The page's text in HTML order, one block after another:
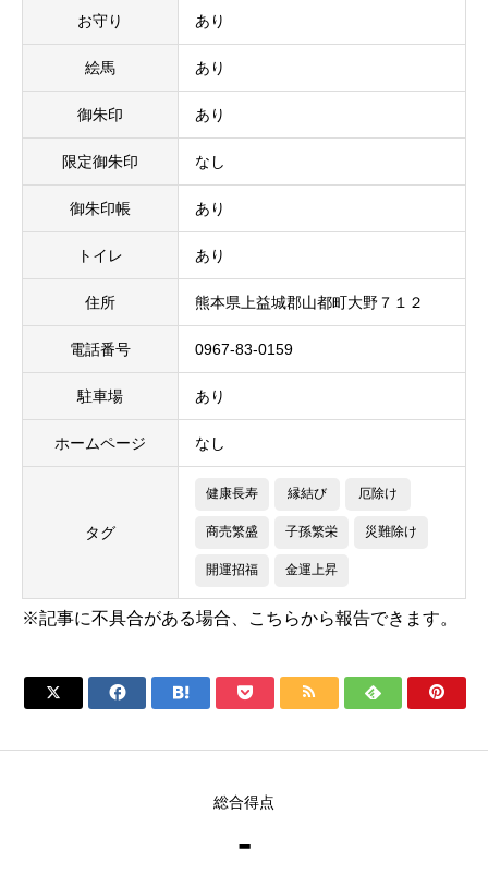
お守り あり
絵馬 あり
御朱印 あり
限定御朱印 なし
御朱印帳 あり
トイレ あり
住所 熊本県上益城郡山都町大野７１２
電話番号 0967-83-0159
駐車場 あり
ホームページ なし
タグ
健康長寿 縁結び 厄除け
商売繁盛 子孫繁栄 災難除け
開運招福 金運上昇
※記事に不具合がある場合、こちらから報告できます。
      
総合得点
-